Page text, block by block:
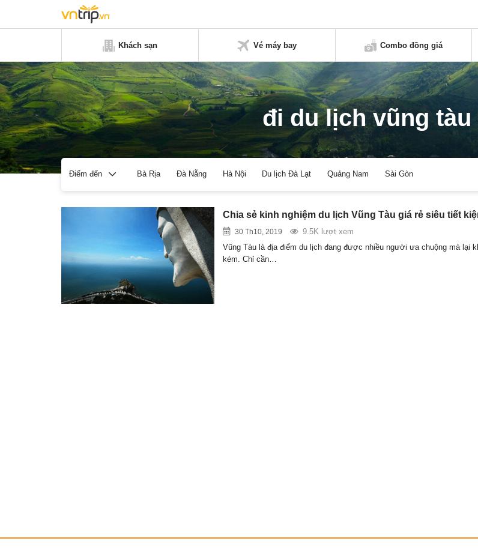
Khách sạn Vé máy bay Combo đồng giá
đi du lịch vũng
Điểm đến Bà Rịa Đà Nẵng Hà Nội Du lịch Đà Lạt Quảng Nam Sài Gòn
Chia sẻ kinh nghiệm du lịch Vũng Tàu giá rẻ siêu tiết
30 Th10, 2019
9.5K lượt xem
Vũng Tàu là địa điểm du lịch đang được nhiều người ưa chuộng mà lại
kém. Chỉ cần…